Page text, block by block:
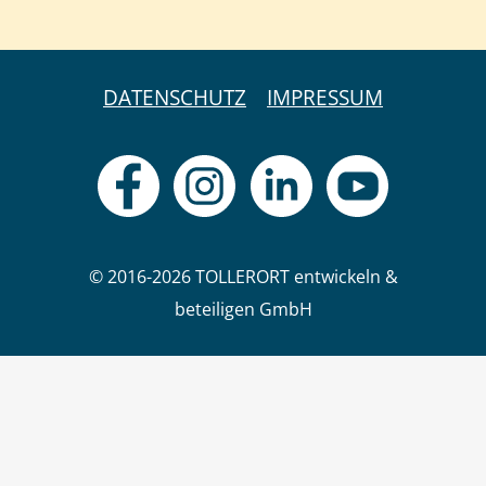
DATENSCHUTZ IMPRESSUM
© 2016-2026 TOLLERORT entwickeln &
beteiligen GmbH